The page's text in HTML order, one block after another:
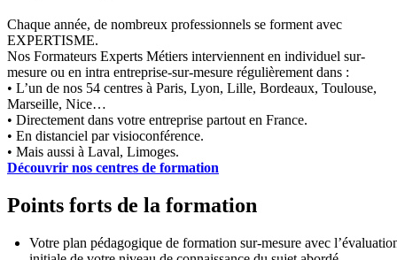
Chaque année, de nombreux professionnels se forment avec
EXPERTISME.
Nos Formateurs Experts Métiers interviennent en individuel sur-
mesure ou en intra entreprise-sur-mesure régulièrement dans :
• L’un de nos 54 centres à Paris, Lyon, Lille, Bordeaux, Toulouse,
Marseille, Nice…
• Directement dans votre entreprise partout en France.
• En distanciel par visioconférence.
• Mais aussi à Laval, Limoges.
Découvrir nos centres de formation
Points forts de la formation
Votre plan pédagogique de formation sur-mesure avec